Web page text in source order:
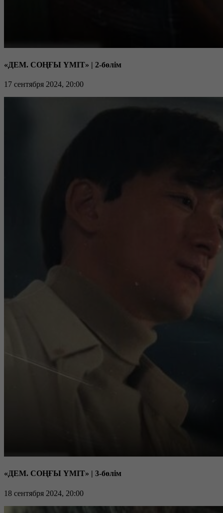
«ДЕМ. СОҢҒЫ ҮМІТ» | 2-бөлім
17 сентября 2024, 20:00
«ДЕМ. СОҢҒЫ ҮМІТ» | 3-бөлім
18 сентября 2024, 20:00